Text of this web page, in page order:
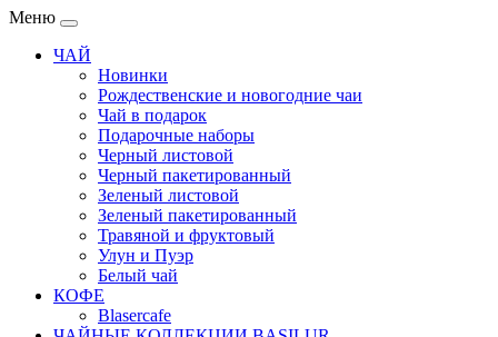
Меню
ЧАЙ
Новинки
Рождественские и новогодние чаи
Чай в подарок
Подарочные наборы
Черный листовой
Черный пакетированный
Зеленый листовой
Зеленый пакетированный
Травяной и фруктовый
Улун и Пуэр
Белый чай
КОФЕ
Blasercafe